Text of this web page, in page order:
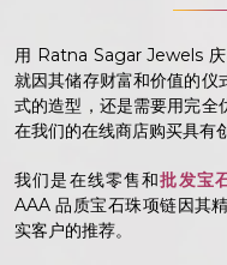
用 Ratna Sagar Jewels
就因其储存财富和价值的仪
式的造型，还是需要用完全
在我们的在线商店购买具有
我们是在线零售和批发宝
AAA 品质宝石珠项链因其
实客户的推荐。